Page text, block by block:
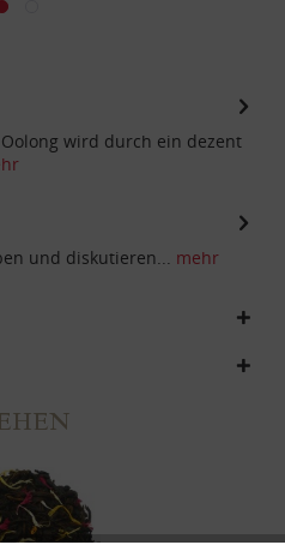
wird durch ein dezent
und diskutieren... mehr